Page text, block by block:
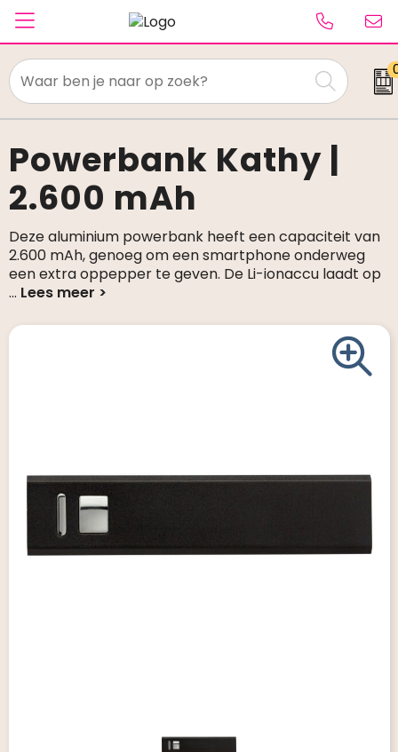
Textiel
Paraplu's
Caps & Beanies
Tassen
Drinkwaren
Powerbank Kathy |
2.600 mAh
Deze aluminium powerbank heeft een capaciteit van
2.600 mAh, genoeg om een smartphone onderweg
een extra oppepper te geven. De Li-ionaccu laadt op
...